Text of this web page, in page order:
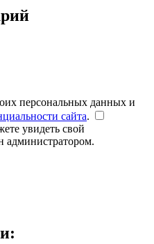
персональных данных и
сайта.
увидеть свой
администратором.